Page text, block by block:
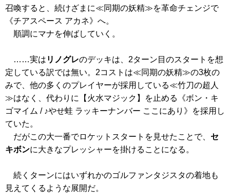
召喚すると、続けざまに≪同期の妖精≫を革命チェンジで
《チアスペース アカネ》 へ。
順調にマナを伸ばしていく。
……実は リノグレのデッキは、2ターン目のスタートを想
定している訳では無い。2コストは≪同期の妖精≫の3枚の
みで、他の多くのプレイヤーが採用している≪竹刀の超人
≫はなく、代わりに【火水マジック】を止める
《ボン・キ
ゴマイム / ♪やせ蛙 ラッキーナンバー ここにあり》
を採用し
ていた。
だがこの大一番でロケットスタートを見せたことで、 セ
キボンに大きなプレッシャーを掛けることになる。
続くターンにはいずれかのゴルファンタジスタの着地も
見えてくるような展開だ。